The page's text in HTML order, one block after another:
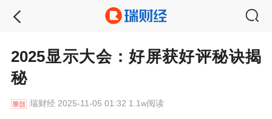
2025显示大会：好屏获好评秘诀揭
秘
瑞财经2025-11-05 01:32 1.1w阅读